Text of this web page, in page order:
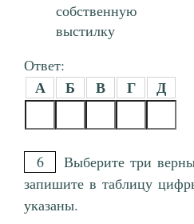
собственную
выстилку
Ответ:
А Б В Г Д
6
Выберите три
запишите в таблицу
указаны.